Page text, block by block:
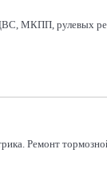
МКПП, рулевых
Ремонт